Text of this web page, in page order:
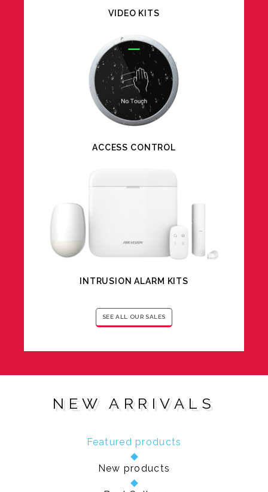
VIDEO KITS
ACCESS CONTROL
INTRUSION ALARM KITS
SEE ALL OUR SALES
NEW ARRIVALS
Featured products
New products